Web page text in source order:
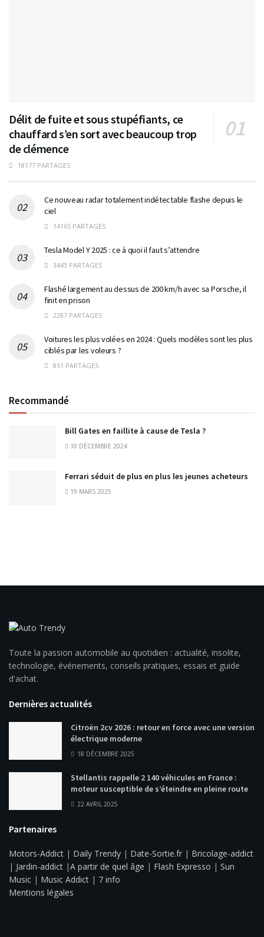
Délit de fuite et sous stupéfiants, ce
chauffard s’en sort avec beaucoup trop
de clémence
18177 PARTAGES
Ce nouveau radar totalement indétectable flashe depuis le
ciel
14165 PARTAGES
Tesla Model Y 2025 : ce à quoi il faut s’attendre
3443 PARTAGES
Flashé largement au dessus de 200 km/h avec sa Porsche, il
finit en prison
2287 PARTAGES
Voitures les plus volées en 2024 : Quels modèles sont les plus
ciblés par les voleurs ?
851 PARTAGES
Recommandé
Bill Gates en faillite à cause de Tesla ?
10 DÉCEMBRE 2024
Ferrari séduit de plus en plus les jeunes acheteurs
19 MARS 2025
Toute la passion automobile au quotidien : actualité, insolite,
technologie, événements, conseils pratiques, essais et guide
d'achat.
Dernières actualités
Citroën 2cv 2026 : retour en force avec une version
électrique moderne
18 DÉCEMBRE 2025
Stellantis rappelle 2 140 véhicules en France :
moteur susceptible de s’éteindre en pleine route
22 AVRIL 2025
Partenaires
Motors-Addict | Daily Trendy | Date-Sortie.fr | Bricolage-addict
| Jardin-addict |A partir de quel âge | Flash Expresso | Sun
Music | Music Addict | 7 info
Mentions légales